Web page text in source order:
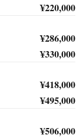
¥220,000
¥286,000
¥330,000
¥418,000
¥495,000
¥506,000